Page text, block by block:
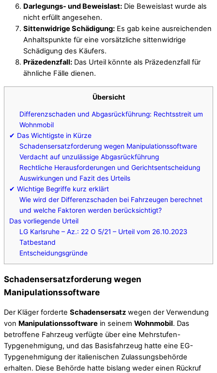
Darlegungs- und Beweislast: Die Beweislast wurde als
nicht erfüllt angesehen.
Sittenwidrige Schädigung: Es gab keine ausreichenden
Anhaltspunkte für eine vorsätzliche sittenwidrige
Schädigung des Käufers.
Präzedenzfall: Das Urteil könnte als Präzedenzfall für
ähnliche Fälle dienen.
Übersicht
Differenzschaden und Abgasrückführung: Rechtsstreit um
Wohnmobil
✔ Das Wichtigste in Kürze
Schadensersatzforderung wegen Manipulationssoftware
Verdacht auf unzulässige Abgasrückführung
Rechtliche Herausforderungen und Gerichtsentscheidung
Auswirkungen und Fazit des Urteils
✔ Wichtige Begriffe kurz erklärt
Wie wird der Differenzschaden bei Fahrzeugen berechnet
und welche Faktoren werden berücksichtigt?
Das vorliegende Urteil
LG Karlsruhe – Az.: 22 O 5/21 – Urteil vom 26.10.2023
Tatbestand
Entscheidungsgründe
Schadensersatzforderung wegen
Manipulationssoftware
Der Kläger forderte Schadensersatz wegen der Verwendung
von Manipulationssoftware in seinem Wohnmobil. Das
betroffene Fahrzeug verfügte über eine Mehrstufen-
Typgenehmigung, und das Basisfahrzeug hatte eine EG-
Typgenehmigung der italienischen Zulassungsbehörde
erhalten. Diese Behörde hatte bislang weder einen Rückruf